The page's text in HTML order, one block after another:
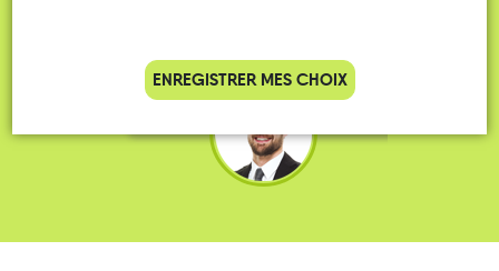
ENREGISTRER MES CHOIX